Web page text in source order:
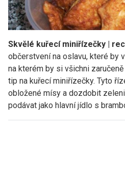
Skvělé kuřecí miniřízečky |
občerstvení na oslavu, které by
na kterém by si všichni
tip na kuřecí miniřízečky. Tyto
obložené mísy a dozdobit
podávat jako hlavní jídlo s